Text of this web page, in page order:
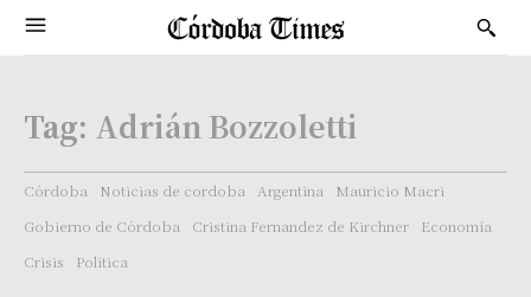
Tag: Adrián Bozzoletti
Córdoba Noticias de cordoba Argentina
Mauricio Macri
Gobierno de Córdoba
Cristina Fernandez de Kirchner
Economía
Crisis
Politica